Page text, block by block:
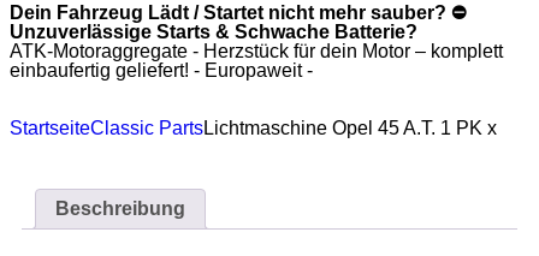
Dein Fahrzeug Lädt / Startet nicht mehr sauber? ⛔
Unzuverlässige Starts & Schwache Batterie?
ATK-Motoraggregate - Herzstück für dein Motor – komplett
einbaufertig geliefert! - Europaweit -
StartseiteClassic PartsLichtmaschine Opel 45 A.T. 1 PK x
Beschreibung